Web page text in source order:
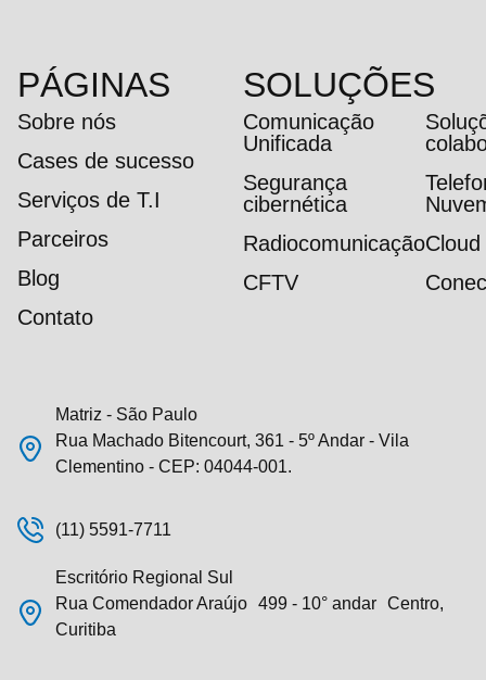
PÁGINAS
Sobre nós
Cases de sucesso
Serviços de T.I
Parceiros
Blog
Contato
SOLUÇÕES
Comunicação
Unificada
Segurança
cibernética
RadiocomunicaçãoCloud
CFTV
Matriz - São Paulo
Rua Machado Bitencourt, 361 - 5º Andar - Vila
Clementino - CEP: 04044-001.
(11) 5591-7711
Escritório Regional Sul
Rua Comendador Araújo 499 - 10° andar Centro,
Curitiba